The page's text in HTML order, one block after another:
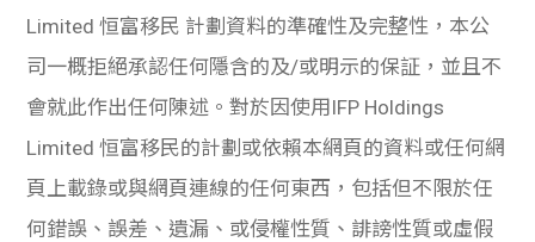
Limited 恒富移民 計劃資料的準確性及完整性，本公
司一概拒絕承認任何隱含的及/或明示的保証，並且不
會就此作出任何陳述。對於因使用IFP Holdings
Limited 恒富移民的計劃或依賴本網頁的資料或任何網
頁上載錄或與網頁連線的任何東西，包括但不限於任
何錯誤、誤差、遺漏、或侵權性質、誹謗性質或虛假